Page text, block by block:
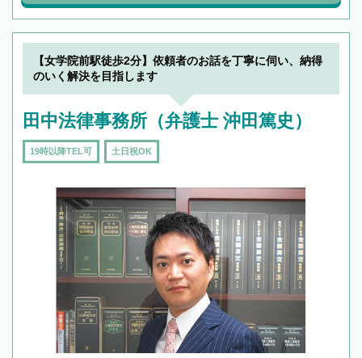
【女学院前駅徒歩2分】依頼者のお話を丁寧に伺い、納得
のいく解決を目指します
田中法律事務所（弁護士 沖田篤史）
19時以降TEL可 土日祝OK